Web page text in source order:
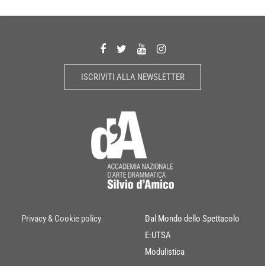
ISCRIVITI ALLA NEWSLETTER
Privacy & Cookie policy
Dal Mondo dello Spettacolo
E:UTSA
Modulistica